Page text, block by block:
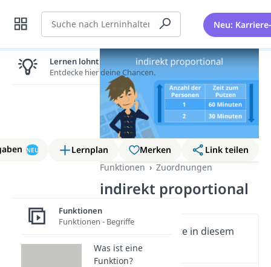
Suche Neu:
NEU Lernplan Merken
Link teilen
Funktionen
Zuordnungen
indirekt proportional
Wichtige Inhalte in diesem
Video
Lernen lohnt sich!
Entdecke hier deine Chancen.
Funktionen
Funktionen - Begriffe
Was ist eine
Funktion?